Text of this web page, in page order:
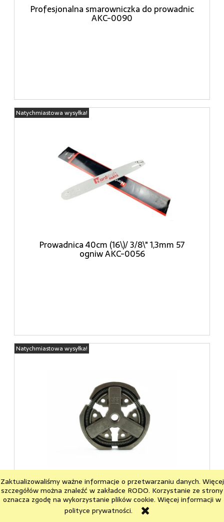
Zaktualizowaliśmy ważne informacje o przetwarzaniu danych. Więcej
szczegółów można znaleźć w zakładce RODO. Korzystanie ze strony
oznacza zgodę na wykorzystanie plików cookie. Więcej informacji w
polityce prywatności.
Profesjonalna smarowniczka do prowadnic
AKC-0090
Prowadnica 40cm (16\)/ 3/8\" 1,3mm 57
ogniw AKC-0056
Natychmiastowa wysyłka!
Sprzęgło odśrodkowe T38 piły CZPIL-0065
Natychmiastowa wysyłka!